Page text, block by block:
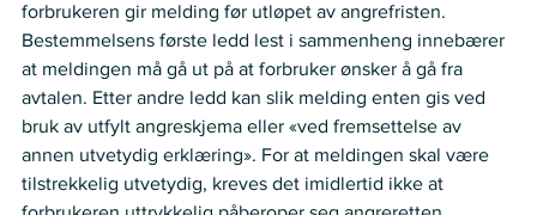
forbrukeren gir melding før utløpet av angrefristen.
Bestemmelsens første ledd lest i sammenheng innebærer
at meldingen må gå ut på at forbruker ønsker å gå fra
avtalen. Etter andre ledd kan slik melding enten gis ved
bruk av utfylt angreskjema eller «ved fremsettelse av
annen utvetydig erklæring». For at meldingen skal være
tilstrekkelig utvetydig, kreves det imidlertid ikke at